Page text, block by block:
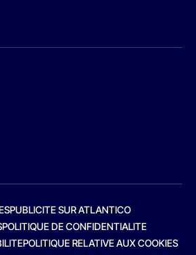
PUBLICITE SUR ATLANTICO
POLITIQUE DE CONFIDENTIALITE
POLITIQUE RELATIVE AUX COOKIES